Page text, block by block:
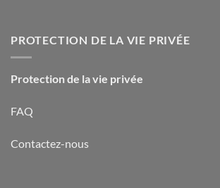
PROTECTION DE LA VIE PRIVÉE
Protection de la vie privée
FAQ
Contactez-nous